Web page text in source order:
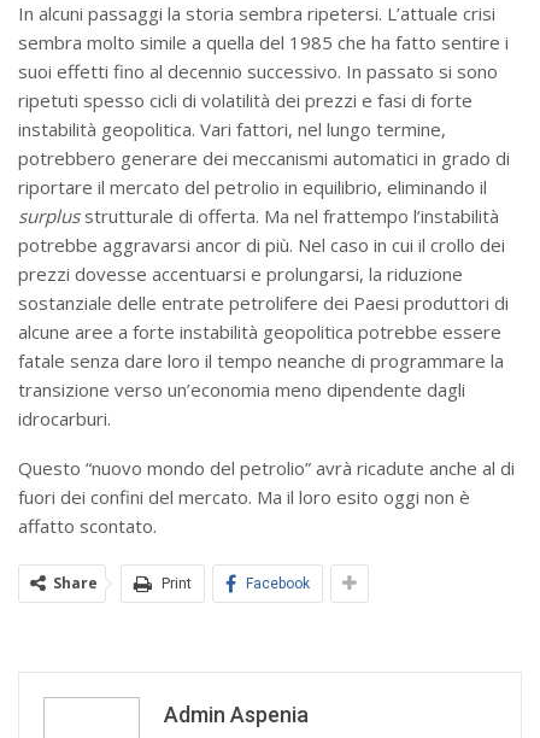
In alcuni passaggi la storia sembra ripetersi. L’attuale crisi
sembra molto simile a quella del 1985 che ha fatto sentire i
suoi effetti fino al decennio successivo. In passato si sono
ripetuti spesso cicli di volatilità dei prezzi e fasi di forte
instabilità geopolitica. Vari fattori, nel lungo termine,
potrebbero generare dei meccanismi automatici in grado di
riportare il mercato del petrolio in equilibrio, eliminando il
surplusstrutturale di offerta. Ma nel frattempo l’instabilità
potrebbe aggravarsi ancor di più. Nel caso in cui il crollo dei
prezzi dovesse accentuarsi e prolungarsi, la riduzione
sostanziale delle entrate petrolifere dei Paesi produttori di
alcune aree a forte instabilità geopolitica potrebbe essere
fatale senza dare loro il tempo neanche di programmare la
transizione verso un’economia meno dipendente dagli
idrocarburi.
Questo “nuovo mondo del petrolio” avrà ricadute anche al di
fuori dei confini del mercato. Ma il loro esito oggi non è
affatto scontato.
Share Print Facebook
Admin Aspenia